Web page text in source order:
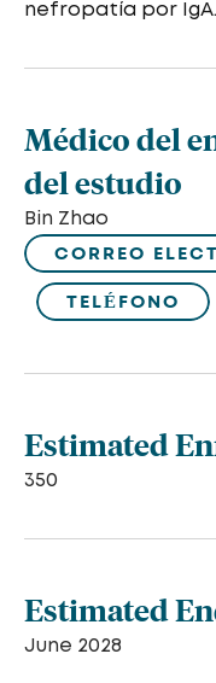
nefropatía por IgA.
Médico del
del estudio
Bin Zhao
CORREO
TELÉFONO
Estimated
350
Estimated
June 2028